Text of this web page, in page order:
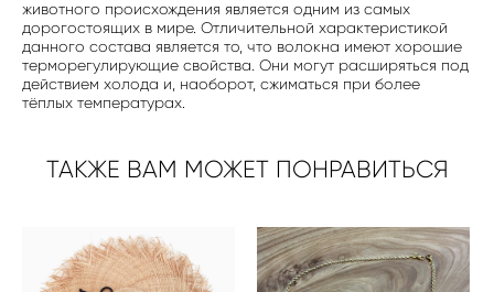
животного происхождения является одним из самых
дорогостоящих в мире. Отличительной характеристикой
данного состава является то, что волокна имеют хорошие
терморегулирующие свойства. Они могут расширяться под
действием холода и, наоборот, сжиматься при более
тёплых температурах.
ТАКЖЕ ВАМ МОЖЕТ ПОНРАВИТЬСЯ